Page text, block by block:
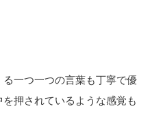
一つ一つの言葉も丁寧で優
押されているような感覚も